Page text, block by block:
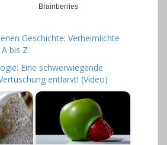
Geschichte: Verheimlichte
bis Z
Eine schwerwiegende
entlarvt! (Video)